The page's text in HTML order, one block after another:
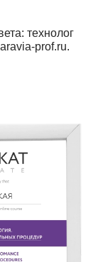
технолог
prof.ru.